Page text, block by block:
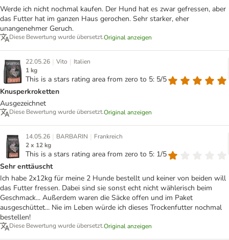
Werde ich nicht nochmal kaufen. Der Hund hat es zwar gefressen, aber
das Futter hat im ganzen Haus gerochen. Sehr starker, eher
unangenehmer Geruch.
Diese Bewertung wurde übersetzt.Original anzeigen
22.05.26 | Vito | Italien
1 kg
This is a stars rating area from zero to 5: 5/5
Knusperkroketten
Ausgezeichnet
Diese Bewertung wurde übersetzt.Original anzeigen
14.05.26 | BARBARIN | Frankreich
2 x 12 kg
This is a stars rating area from zero to 5: 1/5
Sehr enttäuscht
Ich habe 2x12kg für meine 2 Hunde bestellt und keiner von beiden will
das Futter fressen. Dabei sind sie sonst echt nicht wählerisch beim
Geschmack... Außerdem waren die Säcke offen und im Paket
ausgeschüttet... Nie im Leben würde ich dieses Trockenfutter nochmal
bestellen!
Diese Bewertung wurde übersetzt.Original anzeigen